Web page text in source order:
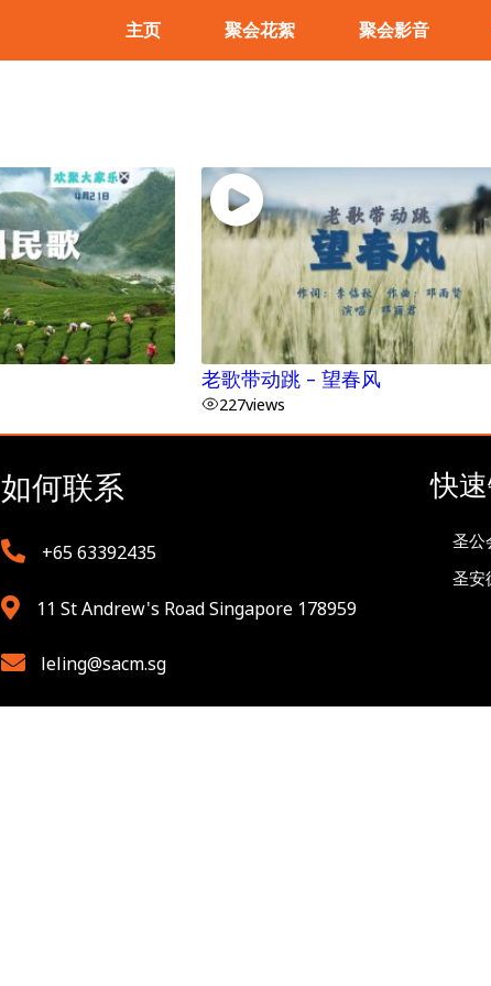
主页 聚会花絮 聚会影音
老歌带动跳 – 望春风
227views
如何联系
+65 63392435
11 St Andrew's Road Singapore 178959
leling@sacm.sg
快
圣公
圣安